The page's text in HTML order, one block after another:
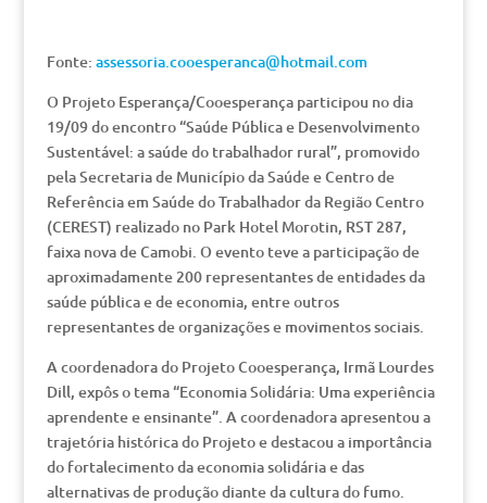
Fonte: assessoria.cooesperanca@hotmail.com
O Projeto Esperança/Cooesperança participou no dia
19/09 do encontro “Saúde Pública e Desenvolvimento
Sustentável: a saúde do trabalhador rural”, promovido
pela Secretaria de Município da Saúde e Centro de
Referência em Saúde do Trabalhador da Região Centro
(CEREST) realizado no Park Hotel Morotin, RST 287,
faixa nova de Camobi. O evento teve a participação de
aproximadamente 200 representantes de entidades da
saúde pública e de economia, entre outros
representantes de organizações e movimentos sociais.
A coordenadora do Projeto Cooesperança, Irmã Lourdes
Dill, expôs o tema “Economia Solidária: Uma experiência
aprendente e ensinante”. A coordenadora apresentou a
trajetória histórica do Projeto e destacou a importância
do fortalecimento da economia solidária e das
alternativas de produção diante da cultura do fumo.